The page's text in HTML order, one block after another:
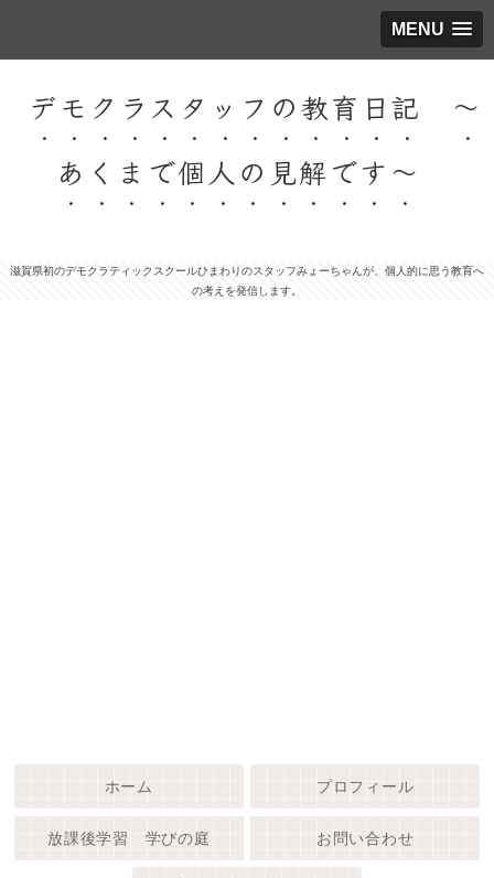
MENU
デモクラスタッフの教育日記 ～
あくまで個人の見解です～
滋賀県初のデモクラティックスクールひまわりのスタッフみょーちゃんが、個人的に思う教育へ
の考えを発信します。
ホーム プロフィール
放課後学習 学びの庭 お問い合わせ